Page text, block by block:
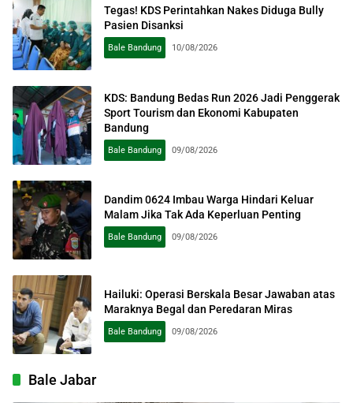
Tegas! KDS Perintahkan Nakes Diduga Bully
Pasien Disanksi
Bale Bandung 10/08/2026
KDS: Bandung Bedas Run 2026 Jadi Penggerak
Sport Tourism dan Ekonomi Kabupaten
Bandung
Bale Bandung 09/08/2026
Dandim 0624 Imbau Warga Hindari Keluar
Malam Jika Tak Ada Keperluan Penting
Bale Bandung 09/08/2026
Hailuki: Operasi Berskala Besar Jawaban atas
Maraknya Begal dan Peredaran Miras
Bale Bandung 09/08/2026
Bale Jabar